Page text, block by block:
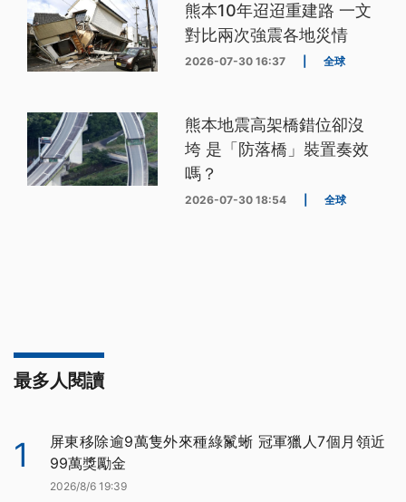
熊本10年迢迢重建路 一文
對比兩次強震各地災情
2026-07-30 16:37 全球
熊本地震高架橋錯位卻沒
垮 是「防落橋」裝置奏效
嗎？
2026-07-30 18:54 全球
最多人閱讀
1
屏東移除逾9萬隻外來種綠鬣蜥 冠軍獵人7個月領近
99萬獎勵金
2026/8/6 19:39